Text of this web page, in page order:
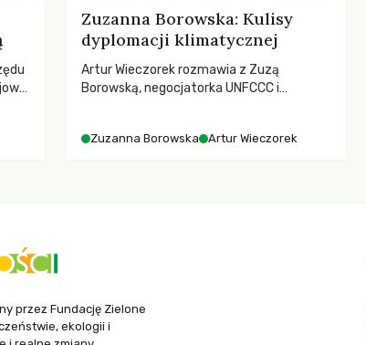
Zuzanna Borowska: Kulisy
dyplomacji klimatycznej
Artur Wieczorek rozmawia z Zuzą
Borowską, negocjatorka UNFCCC i
ruchach klimatycznych
Zuzanna Borowska Artur Wieczorek
przez Fundację Zielone
ekologii i